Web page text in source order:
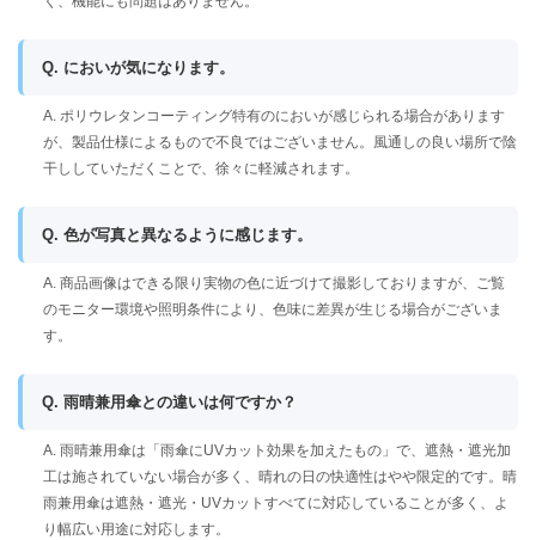
Q. においが気になります。
A. ポリウレタンコーティング特有のにおいが感じられる場合があります
が、製品仕様によるもので不良ではございません。風通しの良い場所で陰
干ししていただくことで、徐々に軽減されます。
Q. 色が写真と異なるように感じます。
A. 商品画像はできる限り実物の色に近づけて撮影しておりますが、ご覧
のモニター環境や照明条件により、色味に差異が生じる場合がございま
す。
Q. 雨晴兼用傘との違いは何ですか？
A. 雨晴兼用傘は「雨傘にUVカット効果を加えたもの」で、遮熱・遮光加
工は施されていない場合が多く、晴れの日の快適性はやや限定的です。晴
雨兼用傘は遮熱・遮光・UVカットすべてに対応していることが多く、よ
り幅広い用途に対応します。